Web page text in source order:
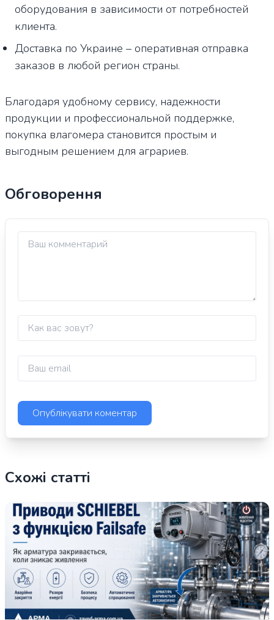
оборудования в зависимости от потребностей
клиента.
Доставка по Украине – оперативная отправка
заказов в любой регион страны.
Благодаря удобному сервису, надежности
продукции и профессиональной поддержке,
покупка влагомера становится простым и
выгодным решением для аграриев.
Обговорення
Схожі статті